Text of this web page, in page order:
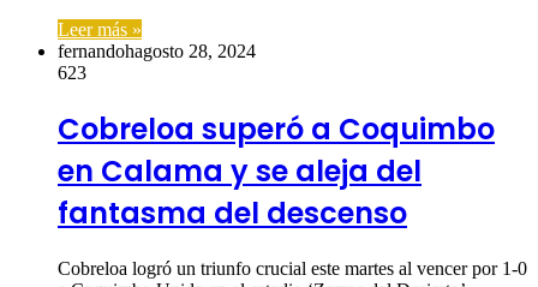
Leer más »
fernandohagosto 28, 2024
623
Cobreloa superó a Coquimbo
en Calama y se aleja del
fantasma del descenso
Cobreloa logró un triunfo crucial este martes al vencer por 1-0